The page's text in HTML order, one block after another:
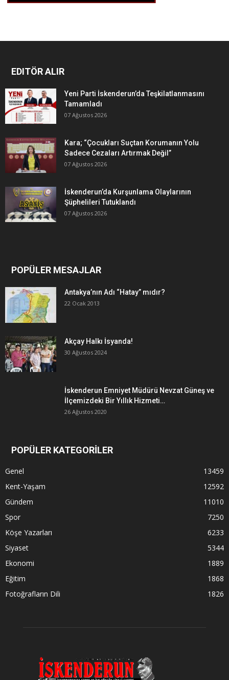
EDITÖR ALIR
Yeni Parti İskenderun’da Teşkilatlanmasını
Tamamladı
07 Ağustos 2026
Kara; “Çocukları Suçtan Korumanın Yolu
Sadece Cezaları Artırmak Değil”
07 Ağustos 2026
İskenderun’da Kurşunlama Olaylarının
Şüphelileri Tutuklandı
07 Ağustos 2026
POPÜLER MESAJLAR
Antakya’nın Adı “Hatay” mıdır?
22 Ocak 2013
Akçay Halkı İsyanda!
30 Ağustos 2024
İskenderun Emniyet Müdürü Nevzat Güneş ve
İlçemizdeki Bir Yıllık Hizmeti…
26 Ağustos 2020
POPÜLER KATEGORİLER
Genel
13459
Kent-Yaşam
12592
Gündem
11010
Spor
7250
Köşe Yazarları
6233
Siyaset
5344
Ekonomi
1889
Eğitim
1868
Fotoğrafların Dili
1826